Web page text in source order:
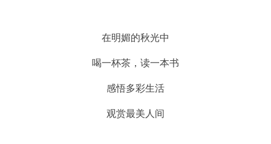
在明媚的秋光中
喝一杯茶，读一本书
感悟多彩生活
观赏最美人间